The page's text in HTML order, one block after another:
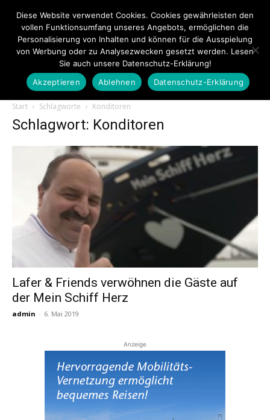
Touristiknews.de
Touristiknews
Start Schlagworte Konditoren
Schlagwort: Konditoren
Lafer & Friends verwöhnen die Gäste auf
der Mein Schiff Herz
admin - 6. Mai 2019
Anzeige
Diese Website verwendet Cookies. Cookies gewährleisten den
vollen Funktionsumfang unseres Angebots, ermöglichen die
Personalisierung von Inhalten und können für die Ausspielung
von Werbung oder zu Analysezwecken gesetzt werden. Lesen
Sie auch unsere Datenschutz-Erklärung!
Akzeptieren
Ablehnen Datenschutz-Erklärung